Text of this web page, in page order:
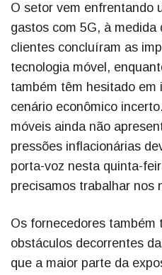
O setor vem enfrentando
gastos com 5G, à medida
clientes concluíram as
tecnologia móvel,
também têm hesitado em
cenário econômico
móveis ainda não
pressões inflacionárias
porta-voz nesta quinta-
precisamos trabalhar nos
Os fornecedores também
obstáculos decorrentes
que a maior parte da